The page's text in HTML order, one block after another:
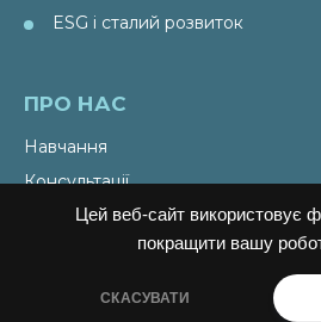
Цей веб-сайт використовує
покращити вашу
СКАСУВАТИ
ESG і сталий розвиток
ПРО НАС
Навчання
Консультації
Послуги
Спецпроекти